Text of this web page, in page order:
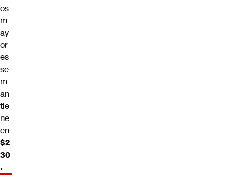
os
m
ay
or
es
se
m
an
tie
ne
en
$2
30
.